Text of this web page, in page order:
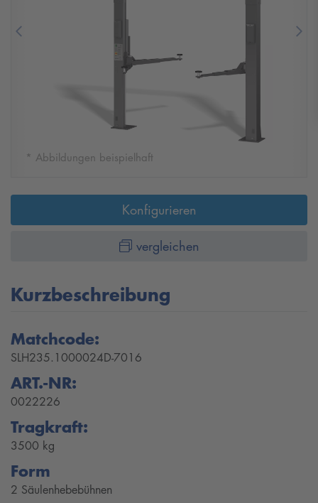
Previous
* Abbildungen beispielhaft
Konfigurieren
vergleichen
Kurzbeschreibung
Matchcode:
SLH235.1000024D-7016
ART.-NR:
0022226
Tragkraft:
3500 kg
Form
2 Säulenhebebühnen